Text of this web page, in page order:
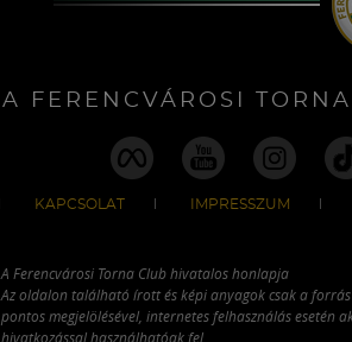
A FERENCVÁROSI
KAPCSOLAT IMPRESSZUM
A Ferencvárosi Torna Club hivatalos honlapja
Az oldalon található írott és képi anyagok csak a forrás
pontos megjelölésével, internetes felhasználás esetén
hivatkozással használhatóak fel.